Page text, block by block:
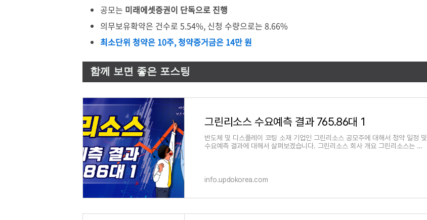
공모는 미래에셋증권이 단독으로 진행
의무보유확약은 건수로 5.54%, 신청 수량으로는 8.66%
최소단위 청약은 10주, 청약증거금은 14만 원
함께 보면 좋은 포스팅
그린리소스 수요예측 결과 765.86대 1
반도체 및 디스플레이 코팅 소재 기업인 그린리소스 공모주에 대해서 청약 일정 및
수요예측 결과에 대해서 살펴보겠습니다. 그린리소스 회사 개요 그린리소스는 반
info.updokorea.com